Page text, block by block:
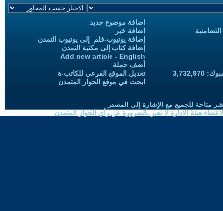
اضافة موضوع جديد
اضافة خبر
إضافة يوتيوب-فلم إلى يوتيوب التمدن
إضافة كتاب إلى مكتبة التمدن
Add new article - English
أضف حملة
تعديل الموقع الفرعي للكاتب-ة
ابحث في موقع الحوار المتمدن
متاحة للجميع مع الإشارة إلى المصدر
هيئة الادارة لا تعبر بالضرورة عن رأي الحوار المتمدن